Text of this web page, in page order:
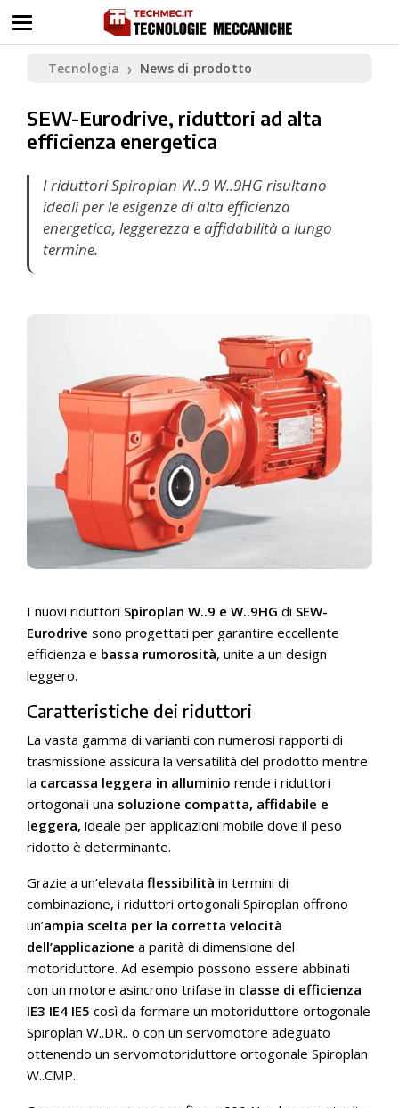
Tecnologia ❯ News di prodotto
SEW-Eurodrive, riduttori ad alta
efficienza energetica
I riduttori Spiroplan W..9 W..9HG risultano
ideali per le esigenze di alta efficienza
energetica, leggerezza e affidabilità a lungo
termine.
I nuovi riduttori Spiroplan W..9 e W..9HG di SEW-
Eurodrive sono progettati per garantire eccellente
efficienza e bassa rumorosità, unite a un design
leggero.
Caratteristiche dei riduttori
La vasta gamma di varianti con numerosi rapporti di
trasmissione assicura la versatilità del prodotto mentre
la carcassa leggera in alluminio rende i riduttori
ortogonali una soluzione compatta, affidabile e
leggera, ideale per applicazioni mobile dove il peso
ridotto è determinante.
Grazie a un’elevata flessibilità in termini di
combinazione, i riduttori ortogonali Spiroplan offrono
un’ampia scelta per la corretta velocità
dell’applicazione a parità di dimensione del
motoriduttore. Ad esempio possono essere abbinati
con un motore asincrono trifase in classe di efficienza
IE3 IE4 IE5 così da formare un motoriduttore ortogonale
Spiroplan W..DR.. o con un servomotore adeguato
ottenendo un servomotoriduttore ortogonale Spiroplan
W..CMP.